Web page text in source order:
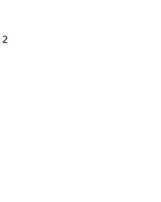
1 2 1 3 2 7 4 2